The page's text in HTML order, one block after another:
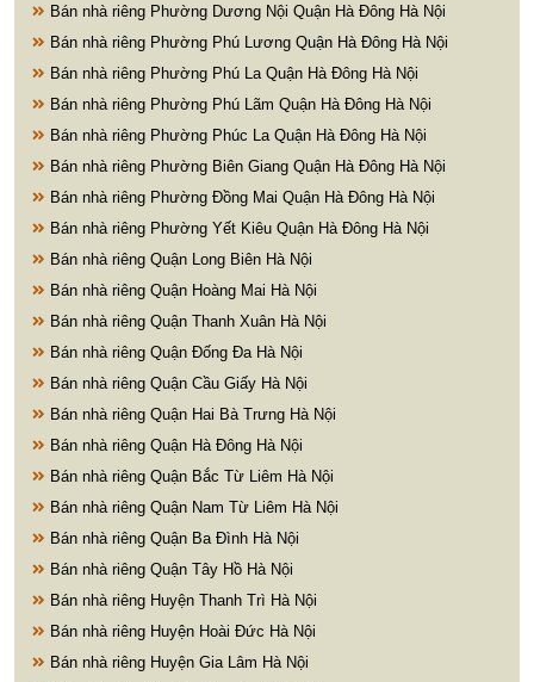
Bán nhà riêng Phường Dương Nội Quận Hà Đông Hà Nội
Bán nhà riêng Phường Phú Lương Quận Hà Đông Hà Nội
Bán nhà riêng Phường Phú La Quận Hà Đông Hà Nội
Bán nhà riêng Phường Phú Lãm Quận Hà Đông Hà Nội
Bán nhà riêng Phường Phúc La Quận Hà Đông Hà Nội
Bán nhà riêng Phường Biên Giang Quận Hà Đông Hà Nội
Bán nhà riêng Phường Đồng Mai Quận Hà Đông Hà Nội
Bán nhà riêng Phường Yết Kiêu Quận Hà Đông Hà Nội
Bán nhà riêng Quận Long Biên Hà Nội
Bán nhà riêng Quận Hoàng Mai Hà Nội
Bán nhà riêng Quận Thanh Xuân Hà Nội
Bán nhà riêng Quận Đống Đa Hà Nội
Bán nhà riêng Quận Cầu Giấy Hà Nội
Bán nhà riêng Quận Hai Bà Trưng Hà Nội
Bán nhà riêng Quận Hà Đông Hà Nội
Bán nhà riêng Quận Bắc Từ Liêm Hà Nội
Bán nhà riêng Quận Nam Từ Liêm Hà Nội
Bán nhà riêng Quận Ba Đình Hà Nội
Bán nhà riêng Quận Tây Hồ Hà Nội
Bán nhà riêng Huyện Thanh Trì Hà Nội
Bán nhà riêng Huyện Hoài Đức Hà Nội
Bán nhà riêng Huyện Gia Lâm Hà Nội